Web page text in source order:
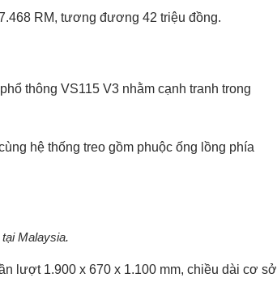
RM, tương đương 42 triệu đồng.
thông VS115 V3 nhằm cạnh tranh trong
hệ thống treo gồm phuộc ống lồng phía
Malaysia.
lượt 1.900 x 670 x 1.100 mm, chiều dài cơ sở